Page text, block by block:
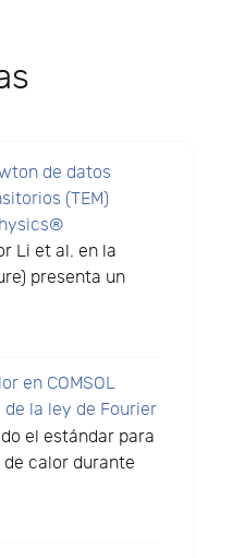
de datos
(TEM)
Li et al. en la
presenta un
en COMSOL
la ley de Fourier
el estándar para
calor durante